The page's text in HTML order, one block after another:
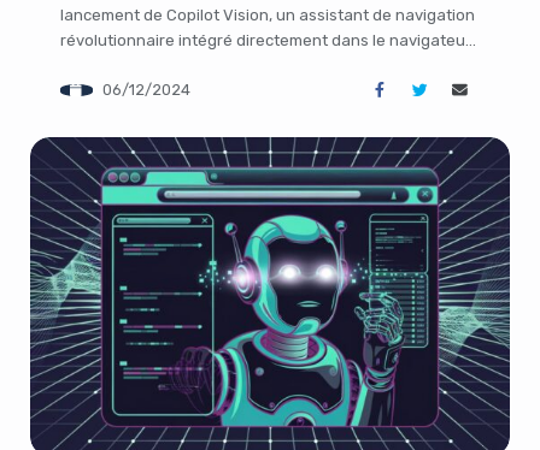
lancement de Copilot Vision, un assistant de navigation
révolutionnaire intégré directement dans le navigateur
transformer la façon dont les utilisateurs interagissent
interactive et personnalisée. Plongeons dans les détails
de cette avancée technologique pour […]
06/12/2024